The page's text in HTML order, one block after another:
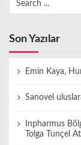
for:
Son Yazılar
Emin Kaya,
Sanovel
Inpharmus
Tolga Tunçel